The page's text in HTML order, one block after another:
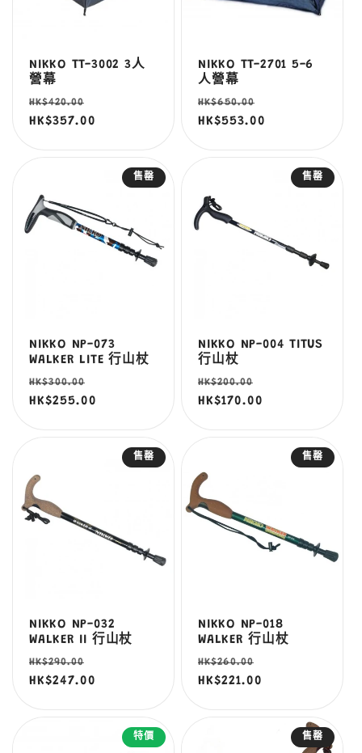
NIKKO TT-3002 3人
營幕
定
價
HK$420.00
價
HK$357.00
NIKKO TT-2701 5-6
人營幕
定
價
HK$650.00
價
HK$553.00
售罄
NIKKO NP-073
WALKER LITE 行山杖
定
價
HK$300.00
價
HK$255.00
售罄
NIKKO NP-004 TITUS
行山杖
定
價
HK$200.00
價
HK$170.00
售罄
NIKKO NP-032
WALKER II 行山杖
定
價
HK$290.00
價
HK$247.00
售罄
NIKKO NP-018
WALKER 行山杖
定
價
HK$260.00
HK$221.00
特價 售罄